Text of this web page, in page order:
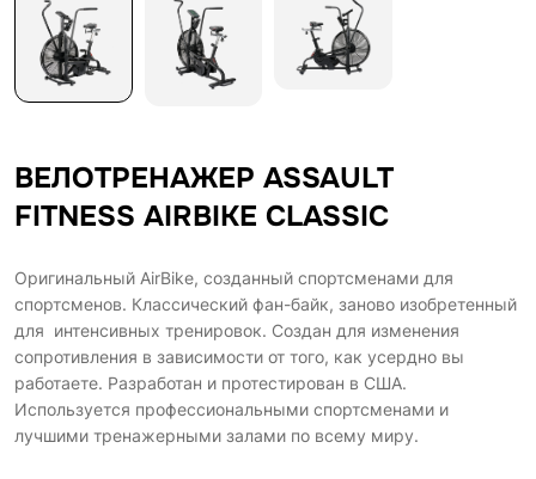
ВЕЛОТРЕНАЖЕР ASSAULT
FITNESS AIRBIKE CLASSIC
Оригинальный AirBike, созданный спортсменами для
спортсменов. Классический фан-байк, заново изобретенный
для интенсивных тренировок. Создан для изменения
сопротивления в зависимости от того, как усердно вы
работаете. Разработан и протестирован в США.
Используется профессиональными спортсменами и
лучшими тренажерными залами по всему миру.